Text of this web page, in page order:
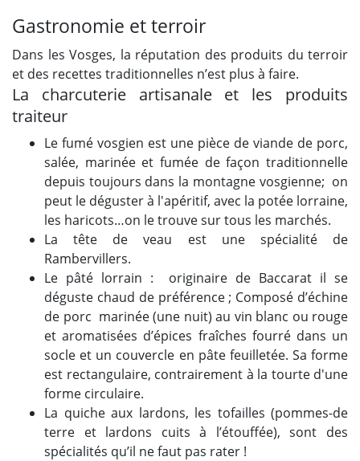
Gastronomie et terroir
Dans les Vosges, la réputation des produits du terroir
et des recettes traditionnelles n’est plus à faire.
La charcuterie artisanale et les produits
traiteur
Le fumé vosgien est une pièce de viande de porc,
salée, marinée et fumée de façon traditionnelle
depuis toujours dans la montagne vosgienne; on
peut le déguster à l'apéritif, avec la potée lorraine,
les haricots…on le trouve sur tous les marchés.
La tête de veau est une spécialité de
Rambervillers.
Le pâté lorrain : originaire de Baccarat il se
déguste chaud de préférence ; Composé d’échine
de porc marinée (une nuit) au vin blanc ou rouge
et aromatisées d’épices fraîches fourré dans un
socle et un couvercle en pâte feuilletée. Sa forme
est rectangulaire, contrairement à la tourte d'une
forme circulaire.
La quiche aux lardons, les tofailles (pommes-de
terre et lardons cuits à l’étouffée), sont des
spécialités qu’il ne faut pas rater !